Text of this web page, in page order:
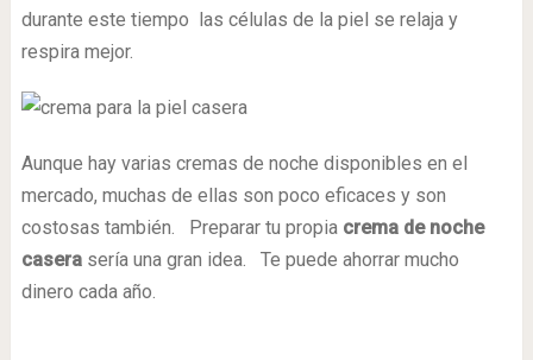
durante este tiempo las células de la piel se relaja y
respira mejor.
Aunque hay varias cremas de noche disponibles en el
mercado, muchas de ellas son poco eficaces y son
costosas también. Preparar tu propia crema de noche
caserasería una gran idea. Te puede ahorrar mucho
dinero cada año.